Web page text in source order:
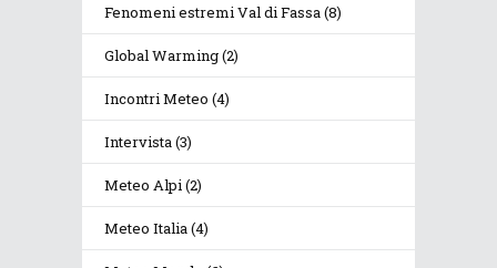
Fenomeni estremi Val di Fassa(8)
Global Warming(2)
Incontri Meteo (4)
Intervista(3)
Meteo Alpi(2)
Meteo Italia(4)